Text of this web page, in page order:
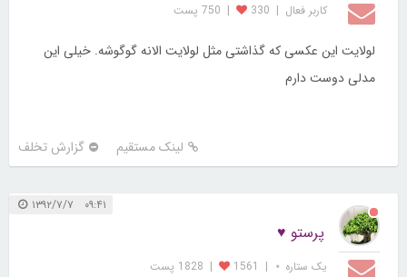
کاربر فعال |
330
| 750 پست
لولایت این عکسی که گذاشتی مثل لولایت الانه گوگوشه. خیلی این
مدلی دوست دارم
لینک مستقیم گزارش تخلف
۰۹:۴۱ ۱۳۹۲/۷/۷
پرستو ♥
یک ستاره ⋆ |
1561
| 1828 پست